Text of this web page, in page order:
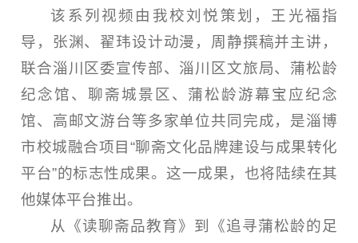
该系列视频由我校刘悦策划，王光福指
导，张渊、翟玮设计动漫，周静撰稿并主讲，
联合淄川区委宣传部、淄川区文旅局、蒲松龄
纪念馆、聊斋城景区、蒲松龄游幕宝应纪念
馆、高邮文游台等多家单位共同完成，是淄博
市校城融合项目“聊斋文化品牌建设与成果转化
平台”的标志性成果。这一成果，也将陆续在其
他媒体平台推出。
从《读聊斋品教育》到《追寻蒲松龄的足